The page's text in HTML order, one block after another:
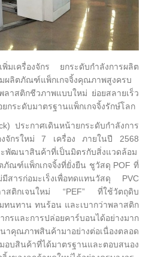
มเครื่องจักร ยกระดับกำลังการผลิต
ผลิตภัณฑ์แพ็กเกจจิ้งคุณภาพสูงครบ
าสติกชีวภาพแบบใหม่ ย่อยสลายเร็ว
ยกระดับมาตรฐานแพ็กเกจจิ้งรักษ์โลก
ประกาศเดินหน้ายกระดับกำลังการ
งจักรใหม่ 7 เครื่อง ภายในปี 2568
พัฒนาสินค้าที่เป็นมิตรกับสิ่งแวดล้อม
ภัณฑ์แพ็กเกจจิ้งที่ยั่งยืน ชูวัสดุ POF ที่
มีสารก่อมะเร็งเพื่อทดแทนวัสดุ PVC
าสติกเจนใหม่ “PEF” ที่ใช้วัตถุดิบ
ทนทาน ทนร้อน และเบากว่าพลาสติก
กรและการปล่อยคาร์บอนได้อย่างมาก
ณภาพสินค้ามาอย่างต่อเนื่องตลอด
สินค้าที่ได้มาตรฐานและตอบสนอง